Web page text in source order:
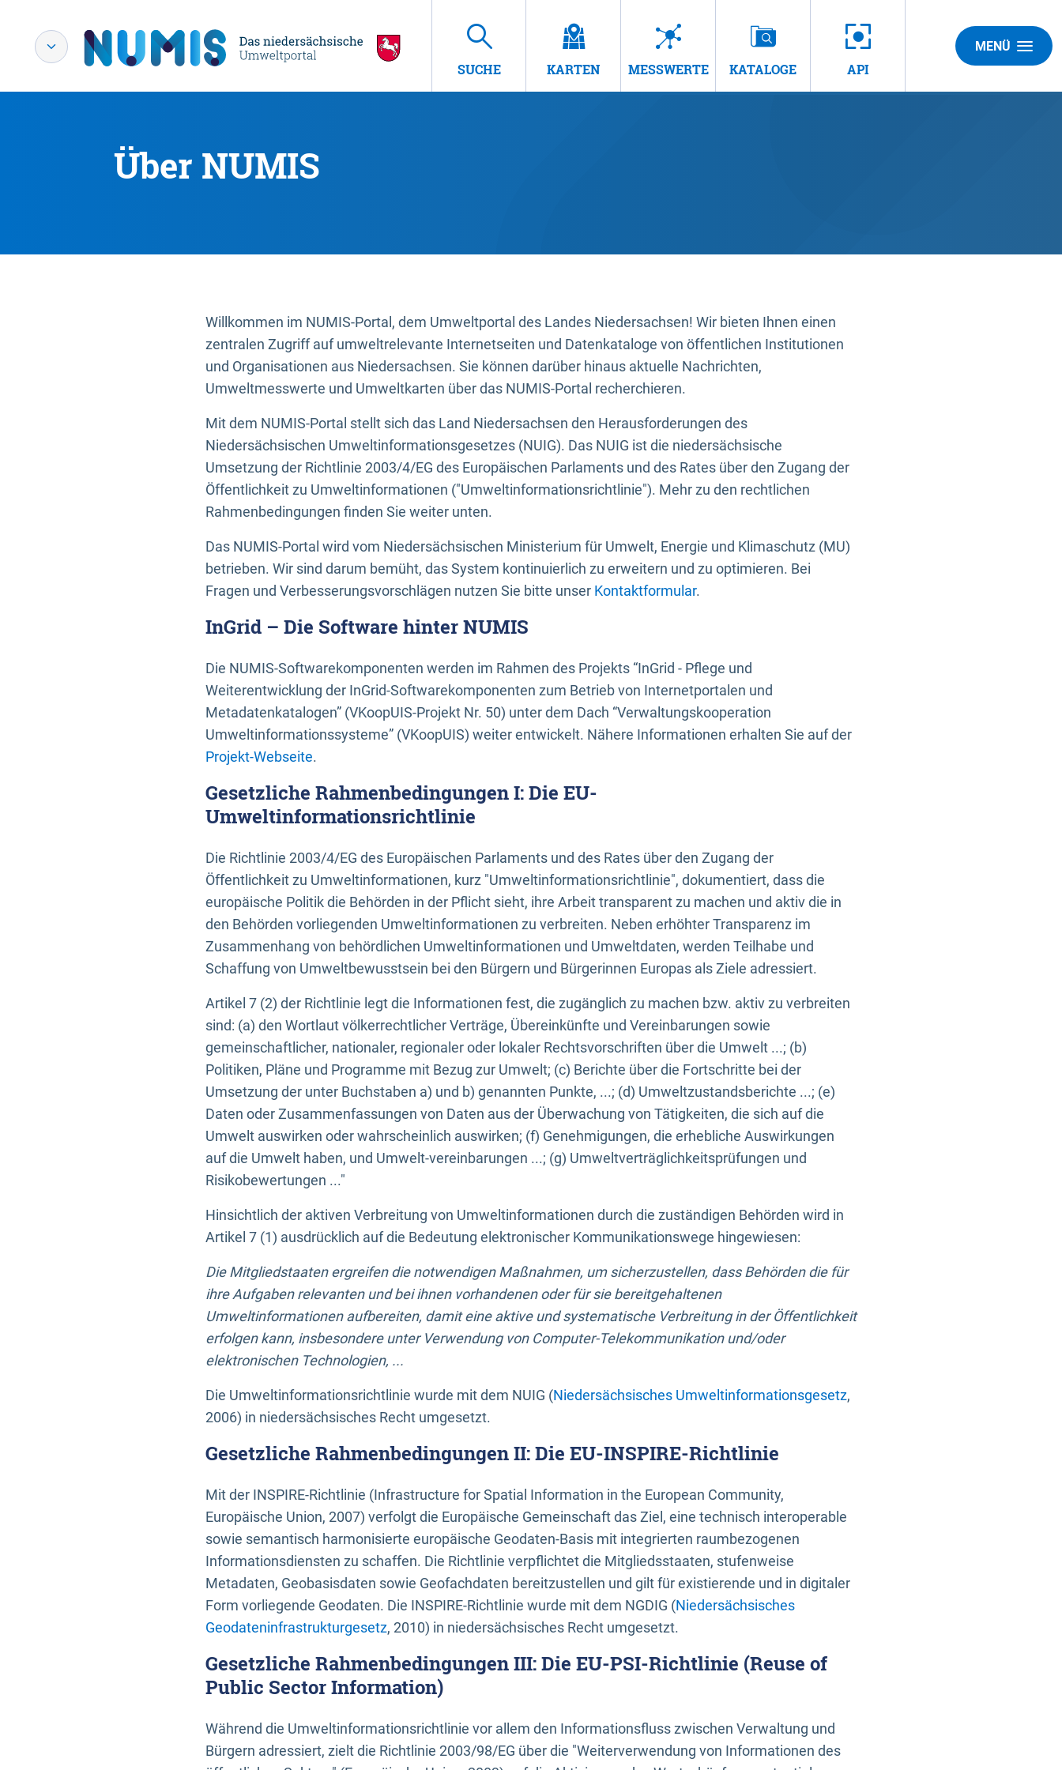
SUCHE KARTEN MESSWERTE KATALOGE API
MENÜ
Über NUMIS
Willkommen im NUMIS-Portal, dem Umweltportal des Landes Niedersachsen! Wir bieten Ihnen einen
zentralen Zugriff auf umweltrelevante Internetseiten und Datenkataloge von öffentlichen Institutionen
und Organisationen aus Niedersachsen. Sie können darüber hinaus aktuelle Nachrichten,
Umweltmesswerte und Umweltkarten über das NUMIS-Portal recherchieren.
Mit dem NUMIS-Portal stellt sich das Land Niedersachsen den Herausforderungen des
Niedersächsischen Umweltinformationsgesetzes (NUIG). Das NUIG ist die niedersächsische
Umsetzung der Richtlinie 2003/4/EG des Europäischen Parlaments und des Rates über den Zugang der
Öffentlichkeit zu Umweltinformationen ("Umweltinformationsrichtlinie"). Mehr zu den rechtlichen
Rahmenbedingungen finden Sie weiter unten.
Das NUMIS-Portal wird vom Niedersächsischen Ministerium für Umwelt, Energie und Klimaschutz (MU)
betrieben. Wir sind darum bemüht, das System kontinuierlich zu erweitern und zu optimieren. Bei
Fragen und Verbesserungsvorschlägen nutzen Sie bitte unser Kontaktformular.
InGrid – Die Software hinter NUMIS
Die NUMIS-Softwarekomponenten werden im Rahmen des Projekts “InGrid - Pflege und
Weiterentwicklung der InGrid-Softwarekomponenten zum Betrieb von Internetportalen und
Metadatenkatalogen” (VKoopUIS-Projekt Nr. 50) unter dem Dach “Verwaltungskooperation
Umweltinformationssysteme” (VKoopUIS) weiter entwickelt. Nähere Informationen erhalten Sie auf der
Projekt-Webseite.
Gesetzliche Rahmenbedingungen I: Die EU-
Umweltinformationsrichtlinie
Die Richtlinie 2003/4/EG des Europäischen Parlaments und des Rates über den Zugang der
Öffentlichkeit zu Umweltinformationen, kurz "Umweltinformationsrichtlinie", dokumentiert, dass die
europäische Politik die Behörden in der Pflicht sieht, ihre Arbeit transparent zu machen und aktiv die in
den Behörden vorliegenden Umweltinformationen zu verbreiten. Neben erhöhter Transparenz im
Zusammenhang von behördlichen Umweltinformationen und Umweltdaten, werden Teilhabe und
Schaffung von Umweltbewusstsein bei den Bürgern und Bürgerinnen Europas als Ziele adressiert.
Artikel 7 (2) der Richtlinie legt die Informationen fest, die zugänglich zu machen bzw. aktiv zu verbreiten
sind: (a) den Wortlaut völkerrechtlicher Verträge, Übereinkünfte und Vereinbarungen sowie
gemeinschaftlicher, nationaler, regionaler oder lokaler Rechtsvorschriften über die Umwelt ...; (b)
Politiken, Pläne und Programme mit Bezug zur Umwelt; (c) Berichte über die Fortschritte bei der
Umsetzung der unter Buchstaben a) und b) genannten Punkte, ...; (d) Umweltzustandsberichte ...; (e)
Daten oder Zusammenfassungen von Daten aus der Überwachung von Tätigkeiten, die sich auf die
Umwelt auswirken oder wahrscheinlich auswirken; (f) Genehmigungen, die erhebliche Auswirkungen
auf die Umwelt haben, und Umwelt-vereinbarungen ...; (g) Umweltverträglichkeitsprüfungen und
Risikobewertungen ..."
Hinsichtlich der aktiven Verbreitung von Umweltinformationen durch die zuständigen Behörden wird in
Artikel 7 (1) ausdrücklich auf die Bedeutung elektronischer Kommunikationswege hingewiesen:
Die Mitgliedstaaten ergreifen die notwendigen Maßnahmen, um sicherzustellen, dass Behörden die für
ihre Aufgaben relevanten und bei ihnen vorhandenen oder für sie bereitgehaltenen
Umweltinformationen aufbereiten, damit eine aktive und systematische Verbreitung in der Öffentlichkeit
erfolgen kann, insbesondere unter Verwendung von Computer-Telekommunikation und/oder
elektronischen Technologien, ...
Die Umweltinformationsrichtlinie wurde mit dem NUIG (Niedersächsisches Umweltinformationsgesetz,
2006) in niedersächsisches Recht umgesetzt.
Gesetzliche Rahmenbedingungen II: Die EU-INSPIRE-Richtlinie
Mit der INSPIRE-Richtlinie (Infrastructure for Spatial Information in the European Community,
Europäische Union, 2007) verfolgt die Europäische Gemeinschaft das Ziel, eine technisch interoperable
sowie semantisch harmonisierte europäische Geodaten-Basis mit integrierten raumbezogenen
Informationsdiensten zu schaffen. Die Richtlinie verpflichtet die Mitgliedsstaaten, stufenweise
Metadaten, Geobasisdaten sowie Geofachdaten bereitzustellen und gilt für existierende und in digitaler
Form vorliegende Geodaten. Die INSPIRE-Richtlinie wurde mit dem NGDIG (Niedersächsisches
Geodateninfrastrukturgesetz, 2010) in niedersächsisches Recht umgesetzt.
Gesetzliche Rahmenbedingungen III: Die EU-PSI-Richtlinie (Reuse of
Public Sector Information)
Während die Umweltinformationsrichtlinie vor allem den Informationsfluss zwischen Verwaltung und
Bürgern adressiert, zielt die Richtlinie 2003/98/EG über die "Weiterverwendung von Informationen des